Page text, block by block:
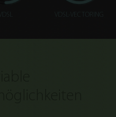
VDSL-VECTORING